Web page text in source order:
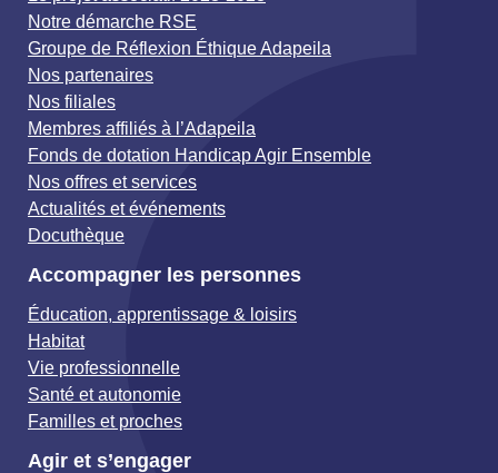
Notre démarche RSE
Groupe de Réflexion Éthique Adapeila
Nos partenaires
Nos filiales
Membres affiliés à l’Adapeila
Fonds de dotation Handicap Agir Ensemble
Nos offres et services
Actualités et événements
Docuthèque
Accompagner les personnes
Éducation, apprentissage & loisirs
Habitat
Vie professionnelle
Santé et autonomie
Familles et proches
Agir et s’engager